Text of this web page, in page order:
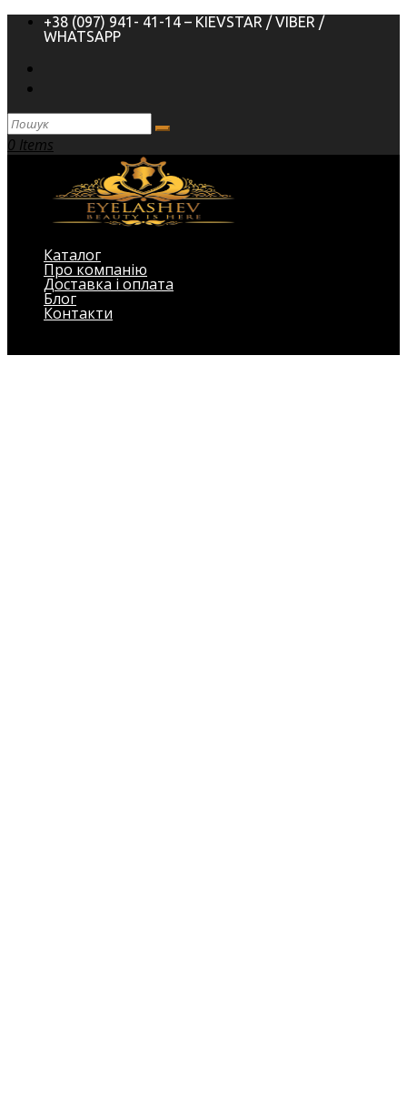
+38 (097) 941- 41-14 – KIEVSTAR / VIBER /
WHATSAPP
0 Items
Каталог
Про компанію
Доставка і оплата
Блог
Контакти